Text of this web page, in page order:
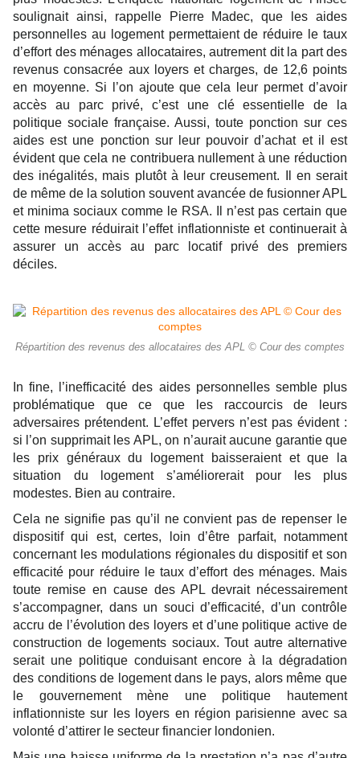
soulignait ainsi, rappelle Pierre Madec, que les aides
personnelles au logement permettaient de réduire le taux
d’effort des ménages allocataires, autrement dit la part des
revenus consacrée aux loyers et charges, de 12,6 points
en moyenne. Si l’on ajoute que cela leur permet d’avoir
accès au parc privé, c’est une clé essentielle de la
politique sociale française. Aussi, toute ponction sur ces
aides est une ponction sur leur pouvoir d’achat et il est
évident que cela ne contribuera nullement à une réduction
des inégalités, mais plutôt à leur creusement. Il en serait
de même de la solution souvent avancée de fusionner APL
et minima sociaux comme le RSA. Il n’est pas certain que
cette mesure réduirait l’effet inflationniste et continuerait à
assurer un accès au parc locatif privé des premiers
déciles.
Répartition des revenus des allocataires des APL © Cour des comptes
In fine, l’inefficacité des aides personnelles semble plus
problématique que ce que les raccourcis de leurs
adversaires prétendent. L’effet pervers n’est pas évident :
si l’on supprimait les APL, on n’aurait aucune garantie que
les prix généraux du logement baisseraient et que la
situation du logement s’améliorerait pour les plus
modestes. Bien au contraire.
Cela ne signifie pas qu’il ne convient pas de repenser le
dispositif qui est, certes, loin d’être parfait, notamment
concernant les modulations régionales du dispositif et son
efficacité pour réduire le taux d’effort des ménages. Mais
toute remise en cause des APL devrait nécessairement
s’accompagner, dans un souci d’efficacité, d’un contrôle
accru de l’évolution des loyers et d’une politique active de
construction de logements sociaux. Tout autre alternative
serait une politique conduisant encore à la dégradation
des conditions de logement dans le pays, alors même que
le gouvernement mène une politique hautement
inflationniste sur les loyers en région parisienne avec sa
volonté d’attirer le secteur financier londonien.